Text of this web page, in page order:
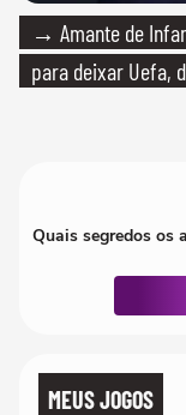
→ Amante de
para deixar Uefa,
Quais segredos os
MEUS JOGOS